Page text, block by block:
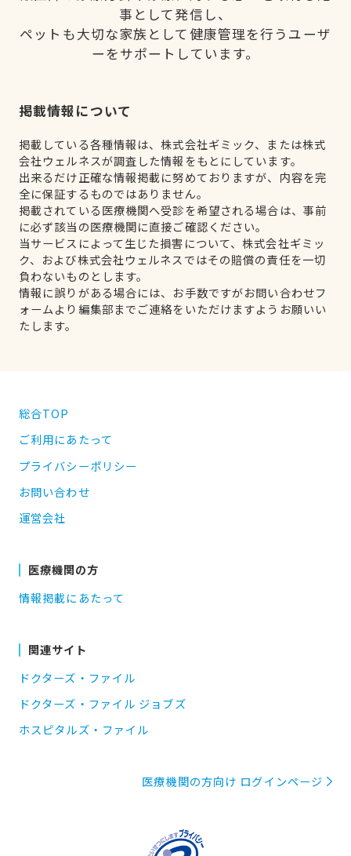
事として発信し、
ペットも大切な家族として健康管理を行うユーザ
ーをサポートしています。
掲載情報について
掲載している各種情報は、株式会社ギミック、または株式
会社ウェルネスが調査した情報をもとにしています。
出来るだけ正確な情報掲載に努めておりますが、内容を完
全に保証するものではありません。
掲載されている医療機関へ受診を希望される場合は、事前
に必ず該当の医療機関に直接ご確認ください。
当サービスによって生じた損害について、株式会社ギミッ
ク、および株式会社ウェルネスではその賠償の責任を一切
負わないものとします。
情報に誤りがある場合には、お手数ですがお問い合わせフ
ォームより編集部までご連絡をいただけますようお願いい
たします。
総合TOP
ご利用にあたって
プライバシーポリシー
お問い合わせ
運営会社
医療機関の方
情報掲載にあたって
関連サイト
ドクターズ・ファイル
ドクターズ・ファイル ジョブズ
ホスピタルズ・ファイル
医療機関の方向け ログインページ